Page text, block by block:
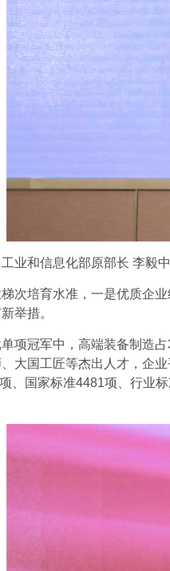
和信息化部原部长 李毅中
培育水准，一是优质企业
举措。
冠军中，高端装备制造占
大国工匠等杰出人才，企
、国家标准4481项、行业